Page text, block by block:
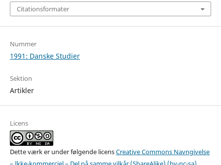
Citationsformater
Nummer
1991: Danske Studier
Sektion
Artikler
Licens
Dette værk er under følgende licensCreative Commons Navngivelse